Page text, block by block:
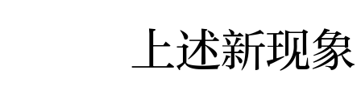
上述新现象